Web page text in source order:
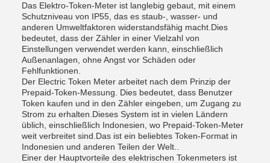
Das Elektro-Token-Meter ist langlebig gebaut, mit einem
Schutzniveau von IP55, das es staub-, wasser- und
anderen Umweltfaktoren widerstandsfähig macht.Dies
bedeutet, dass der Zähler in einer Vielzahl von
Einstellungen verwendet werden kann, einschließlich
Außenanlagen, ohne Angst vor Schäden oder
Fehlfunktionen.
Der Electric Token Meter arbeitet nach dem Prinzip der
Prepaid-Token-Messung. Dies bedeutet, dass Benutzer
Token kaufen und in den Zähler eingeben, um Zugang zu
Strom zu erhalten.Dieses System ist in vielen Ländern
üblich, einschließlich Indonesien, wo Prepaid-Token-Meter
weit verbreitet sind.Das ist ein beliebtes Token-Format in
Indonesien und anderen Teilen der Welt..
Einer der Hauptvorteile des elektrischen Tokenmeters ist